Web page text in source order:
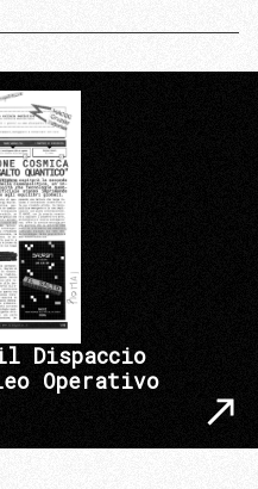
Dispaccio
Operativo